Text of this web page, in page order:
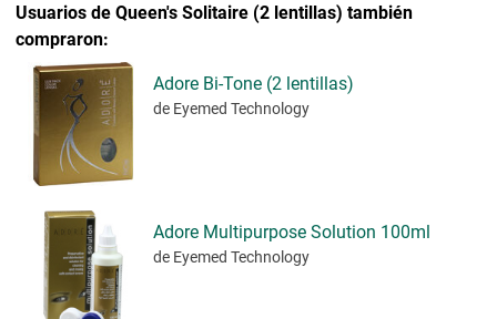
Usuarios de Queen's Solitaire (2 lentillas) también
compraron:
Adore Bi-Tone (2 lentillas)
de Eyemed Technology
Adore Multipurpose Solution 100ml
de Eyemed Technology